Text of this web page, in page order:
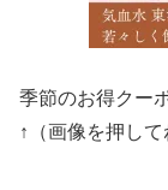
季節のお得クー
↑（画像を押して